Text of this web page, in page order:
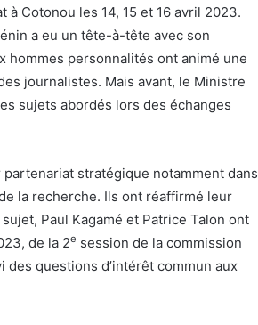
à Cotonou les 14, 15 et 16 avril 2023.
a eu un tête-à-tête avec son
hommes personnalités ont animé une
journalistes. Mais avant, le Ministre
sujets abordés lors des échanges
stratégique notamment dans
la recherche. Ils ont réaffirmé leur
Paul Kagamé et Patrice Talon ont
de la 2e session de la commission
questions d’intérêt commun aux